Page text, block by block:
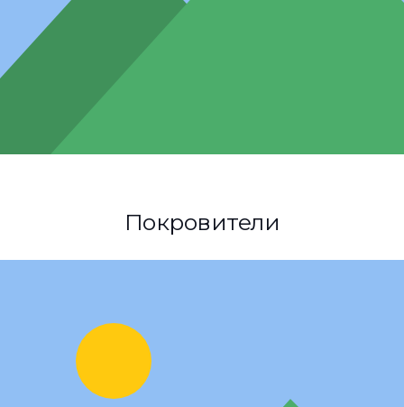
Покровители